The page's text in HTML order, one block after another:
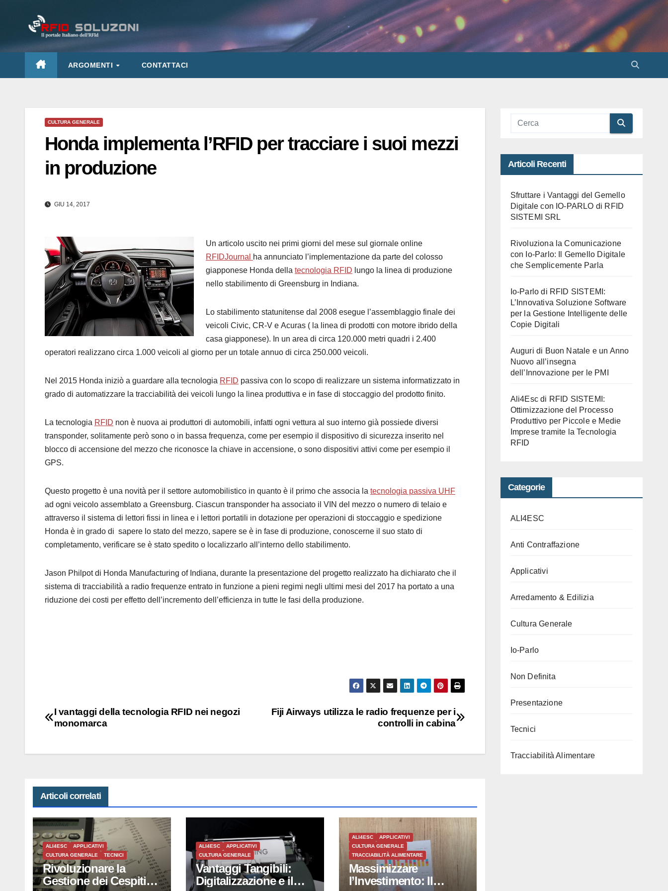
ARGOMENTI CONTATTACI
CULTURA GENERALE
Honda implementa l’RFID per tracciare i suoi mezzi
in produzione
GIU 14, 2017
Un articolo uscito nei primi giorni del mese sul giornale online
RFIDJournal
ha annunciato l’implementazione da parte del colosso
giapponese Honda della tecnologia RFID lungo la linea di produzione
nello stabilimento di Greensburg in Indiana.
Lo stabilimento statunitense dal 2008 esegue l’assemblaggio finale dei
veicoli Civic, CR-V e Acuras ( la linea di prodotti con motore ibrido della
casa giapponese). In un area di circa 120.000 metri quadri i 2.400
operatori realizzano circa 1.000 veicoli al giorno per un totale annuo di circa 250.000 veicoli.
Nel 2015 Honda iniziò a guardare alla tecnologia RFID passiva con lo scopo di realizzare un sistema informatizzato in
grado di automatizzare la tracciabilità dei veicoli lungo la linea produttiva e in fase di stoccaggio del prodotto finito.
La tecnologia RFID non è nuova ai produttori di automobili, infatti ogni vettura al suo interno già possiede diversi
transponder, solitamente però sono o in bassa frequenza, come per esempio il dispositivo di sicurezza inserito nel
blocco di accensione del mezzo che riconosce la chiave in accensione, o sono dispositivi attivi come per esempio il
GPS.
Questo progetto è una novità per il settore automobilistico in quanto è il primo che associa la tecnologia passiva UHF
ad ogni veicolo assemblato a Greensburg. Ciascun transponder ha associato il VIN del mezzo o numero di telaio e
attraverso il sistema di lettori fissi in linea e i lettori portatili in dotazione per operazioni di stoccaggio e spedizione
Honda è in grado di sapere lo stato del mezzo, sapere se è in fase di produzione, conoscerne il suo stato di
completamento, verificare se è stato spedito o localizzarlo all’interno dello stabilimento.
Jason Philpot di Honda Manufacturing of Indiana, durante la presentazione del progetto realizzato ha dichiarato che il
sistema di tracciabilità a radio frequenze entrato in funzione a pieni regimi negli ultimi mesi del 2017 ha portato a una
riduzione dei costi per effetto dell’incremento dell’efficienza in tutte le fasi della produzione.
Navigazione
Fiji Airways utilizza le radio frequenze per i
controlli in cabina
I vantaggi della tecnologia RFID nei negozi
monomarca
Articoli correlati
ALI4ESC
APPLICATIVI
CULTURA GENERALE
TECNICI
Rivoluzionare la
Gestione dei Cespiti
ALI4ESC
APPLICATIVI
CULTURA GENERALE
Vantaggi Tangibili:
Digitalizzazione e il
ALI4ESC
APPLICATIVI
CULTURA GENERALE
TRACCIABILITÀ ALIMENTARE
Massimizzare
l’Investimento: Il
Articoli Recenti
Sfruttare i Vantaggi del Gemello
Digitale con IO-PARLO di RFID
SISTEMI SRL
Rivoluziona la Comunicazione
con Io-Parlo: Il Gemello Digitale
che Semplicemente Parla
Io-Parlo di RFID SISTEMI:
L’Innovativa Soluzione Software
per la Gestione Intelligente delle
Copie Digitali
Auguri di Buon Natale e un Anno
Nuovo all’insegna
dell’Innovazione per le PMI
Ali4Esc di RFID SISTEMI:
Ottimizzazione del Processo
Produttivo per Piccole e Medie
Imprese tramite la Tecnologia
RFID
Categorie
ALI4ESC
Anti Contraffazione
Applicativi
Arredamento & Edilizia
Cultura Generale
Io-Parlo
Non Definita
Presentazione
Tecnici
Tracciabilità Alimentare